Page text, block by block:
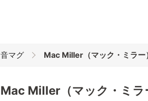
音マグ Mac Miller（マック・ミラー
Mac Miller（マック・ミラ